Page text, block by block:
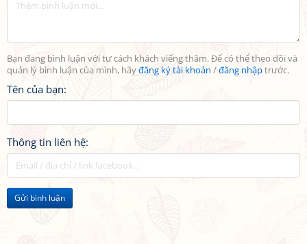
Bạn đang bình luận với tư cách khách viếng thăm. Để có thể theo dõi và
quản lý bình luận của mình, hãyđăng ký tài khoản /đăng nhậptrước.
Tên của bạn:
Thông tin liên hệ:
Gửi bình luận